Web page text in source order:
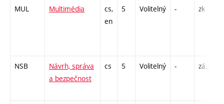
MUL Multimédia
cs,
en
5 Volitelný - zk
NSB
Návrh, správa
a bezpečnost
cs 5 Volitelný - zá,zk